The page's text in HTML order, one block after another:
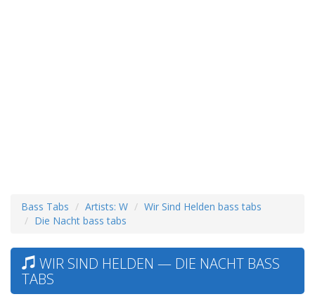
Bass Tabs Artists: W
Wir Sind Helden bass tabs
Die Nacht bass tabs
WIR SIND HELDEN — DIE NACHT BASS
TABS